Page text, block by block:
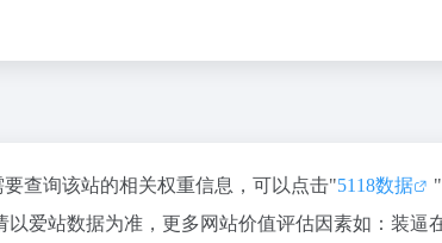
查询该站的相关权重信息，可以点击"5118数据
爱站数据为准，更多网站价值评估因素如：装逼